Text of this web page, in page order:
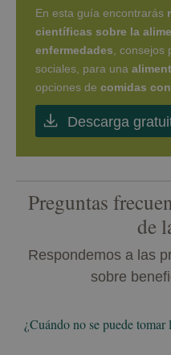
En esta guía encontrarás
científicas sobre la
enfermedades ,
sociales, para una
opciones de comidas
Descarga
Preguntas
de
Respondemos a las
sobre
¿Cuándo no se puede tomar